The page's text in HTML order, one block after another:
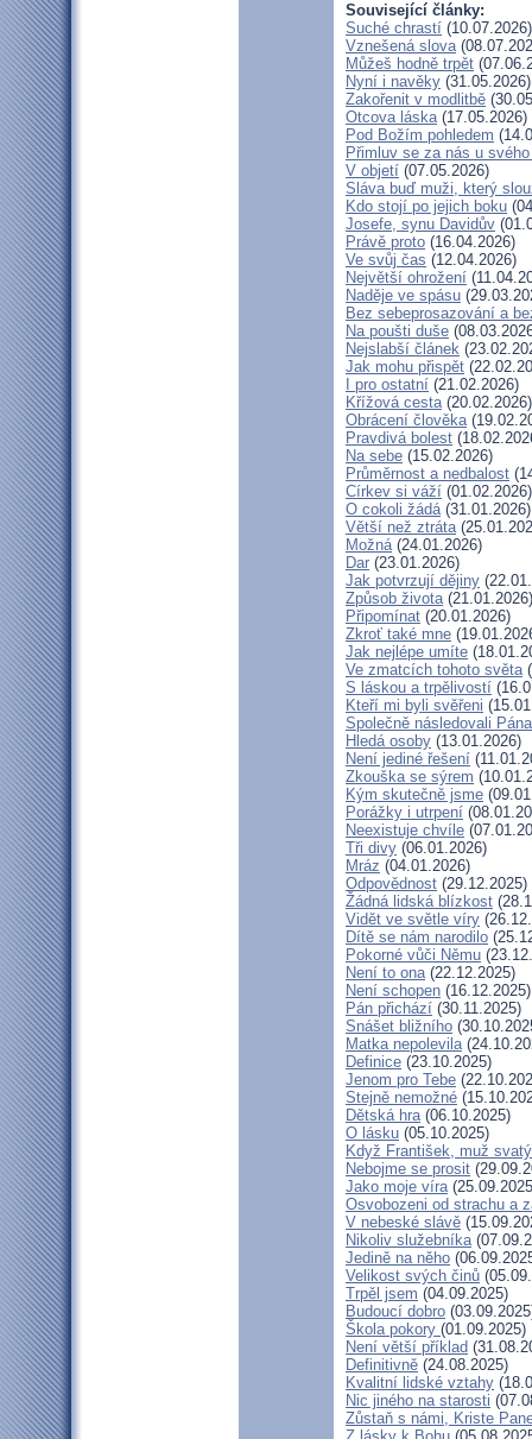
Související články:
Suché chrastí (10.07.2026)
Vznešená slova
Můžeš hodně trpět
Nyní i navěky (31.05.2026)
Zakořenit v modlitbě
Otcova láska(17.05.2026)
Pod Božím pohledem
Přimluv se za nás u
V objetí (07.05.2026)
Sláva buď muži, který
Kdo stojí po jejich boku
Josefe, synu Davidův
Právě proto (16.04.2026)
Ve svůj čas (12.04.2026)
Největší ohrožení
Naděje ve spásu
Bez sebeprosazování a
Na poušti duše
Nejslabší článek
Jak mohu přispět
I pro ostatní (21.02.2026)
Křížová cesta(20.02.2026)
Obrácení člověka
Pravdivá bolest
Na sebe (15.02.2026)
Průměrnost a nedbalost
Církev si váží (01.02.2026)
O cokoli žádá(31.01.2026)
Větší než ztráta
Možná(24.01.2026)
Dar (23.01.2026)
Jak potvrzují dějiny
Způsob života(21.01.2026)
Připomínat (20.01.2026)
Zkroť také mne
Jak nejlépe umíte
Ve zmatcích tohoto světa
S láskou a trpělivostí
Kteří mi byli svěřeni
Společně následovali Pána
Hledá osoby (13.01.2026)
Není jediné řešení
Zkouška se sýrem
Kým skutečně jsme
Porážky i utrpení
Neexistuje chvíle
Tři divy (06.01.2026)
Mráz (04.01.2026)
Odpovědnost (29.12.2025)
Žádná lidská blízkost
Vidět ve světle víry
Dítě se nám narodilo
Pokorné vůči Němu
Není to ona(22.12.2025)
Není schopen (16.12.2025)
Pán přichází (30.11.2025)
Snášet bližního
Matka nepolevila
Definice (23.10.2025)
Jenom pro Tebe
Stejně nemožné
Dětská hra(06.10.2025)
O lásku (05.10.2025)
Když František, muž svatý
Nebojme se prosit
Jako moje víra
Osvobozeni od strachu a
V nebeské slávě
Nikoliv služebníka
Jedině na něho
Velikost svých činů
Trpěl jsem (04.09.2025)
Budoucí dobro
Škola pokory (01.09.2025)
Není větší příklad
Definitivně (24.08.2025)
Kvalitní lidské vztahy
Nic jiného na starosti
Zůstaň s námi, Kriste